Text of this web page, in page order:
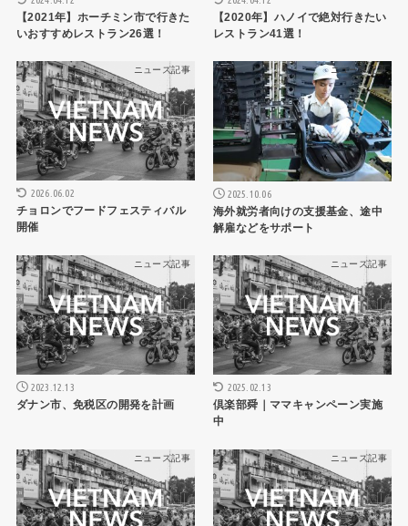
【2021年】ホーチミン市で行きた
いおすすめレストラン26選！
【2020年】ハノイで絶対行きたい
レストラン41選！
ニュース記事
2026.06.02
チョロンでフードフェスティバル
開催
ニュース記事
2025.10.06
海外就労者向けの支援基金、途中
解雇などをサポート
ニュース記事
2023.12.13
ダナン市、免税区の開発を計画
ニュース記事
2025.02.13
倶楽部舜｜ママキャンペーン実施
中
ニュース記事 ニュース記事